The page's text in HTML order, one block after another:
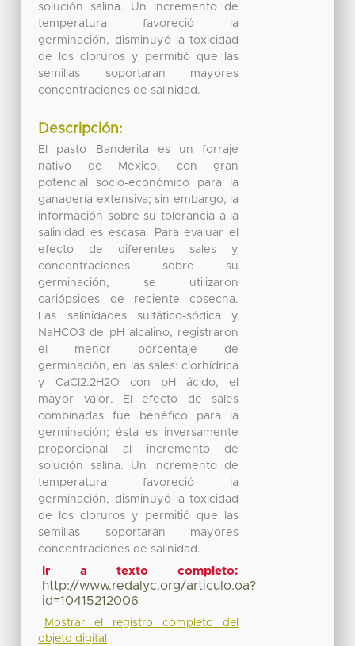
solución salina. Un incremento de
temperatura favoreció la
germinación, disminuyó la toxicidad
de los cloruros y permitió que las
semillas soportaran mayores
concentraciones de salinidad.
Descripción:
El pasto Banderita es un forraje
nativo de México, con gran
potencial socio-económico para la
ganadería extensiva; sin embargo, la
información sobre su tolerancia a la
salinidad es escasa. Para evaluar el
efecto de diferentes sales y
concentraciones sobre su
germinación, se utilizaron
cariópsides de reciente cosecha.
Las salinidades sulfático-sódica y
NaHCO3 de pH alcalino, registraron
el menor porcentaje de
germinación, en las sales: clorhídrica
y CaCl2.2H2O con pH ácido, el
mayor valor. El efecto de sales
combinadas fue benéfico para la
germinación; ésta es inversamente
proporcional al incremento de
solución salina. Un incremento de
temperatura favoreció la
germinación, disminuyó la toxicidad
de los cloruros y permitió que las
semillas soportaran mayores
concentraciones de salinidad.
Ir a texto completo:
http://www.redalyc.org/articulo.oa?
id=10415212006
Mostrar el registro completo del
objeto digital